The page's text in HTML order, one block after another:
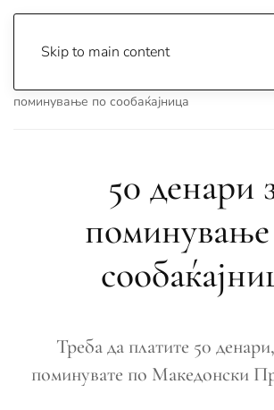
Skip to main content
поминување по сообаќајница
50 денари
Треба да платите 50
поминувате по Македонски